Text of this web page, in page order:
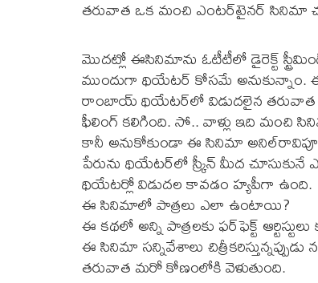
తరువాత ఒక మంచి ఎంటర్‌టైనర్‌ సినిమా
మొదట్లో ఈసినిమాను ఓటీటీలో డైరెక్ట్‌
ముందుగా థియేటర్‌ కోసమే అనుకున్నాం.
రాంబాయ్‌ థియేటర్‌లో విడుదలైన తరువాత
ఫీలింగ్‌ కలిగింది. సో.. వాళ్లు ఇది మంచి
కానీ అనుకోకుండా ఈ సినిమా
పేరును థియేటర్‌లో స్క్రీన్‌ మీద
థియేటర్లో విడుదల కావడం హ్యపీగా ఉంది.
ఈ సినిమాలో పాత్రలు ఎలా ఉంటాయి?
ఈ కథలో అన్ని పాత్రలకు ఫర్‌ఫెక్ట్‌
ఈ సినిమా సన్నివేశాలు
తరువాత మరో కోణంలోకి వెళుతుంది.